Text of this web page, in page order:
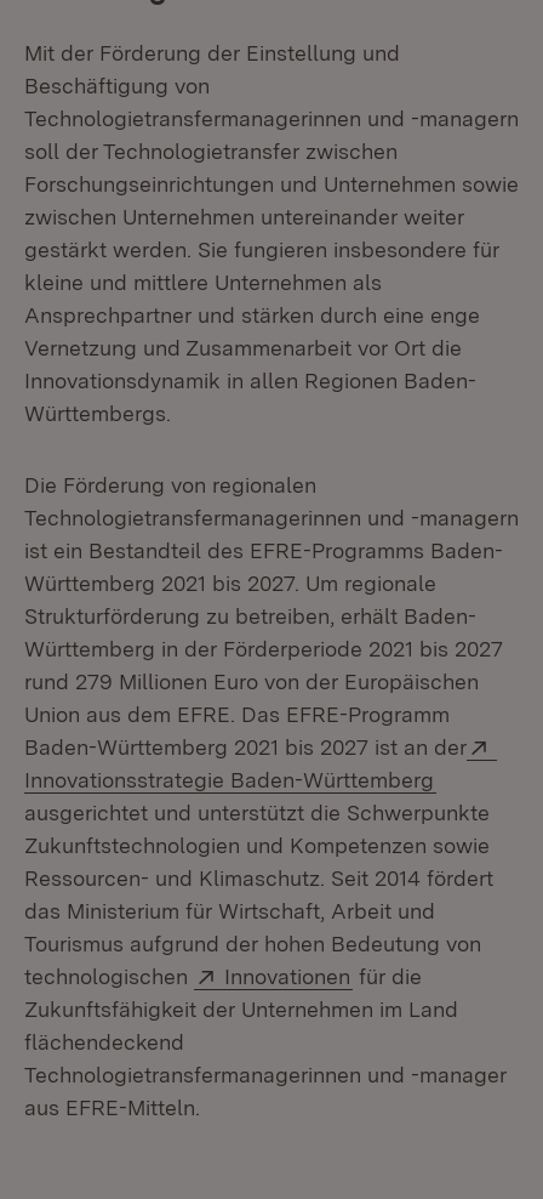
Mit der Förderung der Einstellung und
Beschäftigung von
Technologietransfermanagerinnen und -managern
soll der Technologietransfer zwischen
Forschungseinrichtungen und Unternehmen sowie
zwischen Unternehmen untereinander weiter
gestärkt werden. Sie fungieren insbesondere für
kleine und mittlere Unternehmen als
Ansprechpartner und stärken durch eine enge
Vernetzung und Zusammenarbeit vor Ort die
Innovationsdynamik in allen Regionen Baden-
Württembergs.
Die Förderung von regionalen
Technologietransfermanagerinnen und -managern
ist ein Bestandteil des EFRE-Programms Baden-
Württemberg 2021 bis 2027. Um regionale
Strukturförderung zu betreiben, erhält Baden-
Württemberg in der Förderperiode 2021 bis 2027
rund 279 Millionen Euro von der Europäischen
Union aus dem EFRE. Das EFRE-Programm
Baden-Württemberg 2021 bis 2027 ist an der
Innovationsstrategie Baden-Württemberg
ausgerichtet und unterstützt die Schwerpunkte
Zukunftstechnologien und Kompetenzen sowie
Ressourcen- und Klimaschutz. Seit 2014 fördert
das Ministerium für Wirtschaft, Arbeit und
Tourismus aufgrund der hohen Bedeutung von
technologischen
Extern:
Innovationen (Öffnet in neuem
für die
Zukunftsfähigkeit der Unternehmen im Land
flächendeckend
Technologietransfermanagerinnen und -manager
aus EFRE-Mitteln.